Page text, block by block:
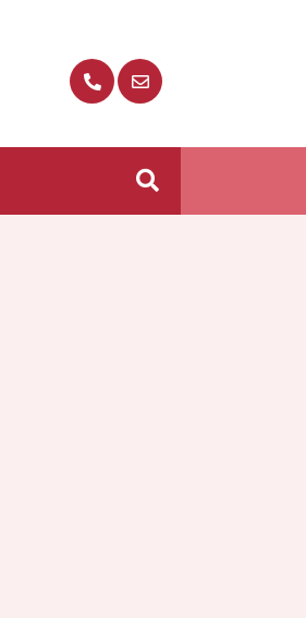
Buscar